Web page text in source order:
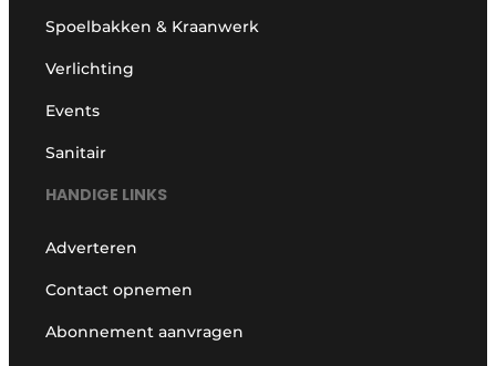
Spoelbakken & Kraanwerk
Verlichting
Events
Sanitair
HANDIGE LINKS
Adverteren
Contact opnemen
Abonnement aanvragen